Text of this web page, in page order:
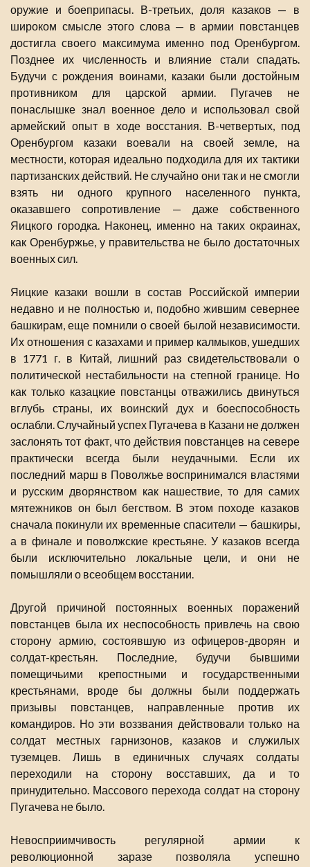
оружие и боеприпасы. В-третьих, доля казаков — в
широком смысле этого слова — в армии повстанцев
достигла своего максимума именно под Оренбургом.
Позднее их численность и влияние стали спадать.
Будучи с рождения воинами, казаки были достойным
противником для царской армии. Пугачев не
понаслышке знал военное дело и использовал свой
армейский опыт в ходе восстания. В-четвертых, под
Оренбургом казаки воевали на своей земле, на
местности, которая идеально подходила для их тактики
партизанских действий. Не случайно они так и не смогли
взять ни одного крупного населенного пункта,
оказавшего сопротивление — даже собственного
Яицкого городка. Наконец, именно на таких окраинах,
как Оренбуржье, у правительства не было достаточных
военных сил.
Яицкие казаки вошли в состав Российской империи
недавно и не полностью и, подобно жившим севернее
башкирам, еще помнили о своей былой независимости.
Их отношения с казахами и пример калмыков, ушедших
в 1771 г. в Китай, лишний раз свидетельствовали о
политической нестабильности на степной границе. Но
как только казацкие повстанцы отважились двинуться
вглубь страны, их воинский дух и боеспособность
ослабли. Случайный успех Пугачева в Казани не должен
заслонять тот факт, что действия повстанцев на севере
практически всегда были неудачными. Если их
последний марш в Поволжье воспринимался властями
и русским дворянством как нашествие, то для самих
мятежников он был бегством. В этом походе казаков
сначала покинули их временные спасители — башкиры,
а в финале и поволжские крестьяне. У казаков всегда
были исключительно локальные цели, и они не
помышляли о всеобщем восстании.
Другой причиной постоянных военных поражений
повстанцев была их неспособность привлечь на свою
сторону армию, состоявшую из офицеров-дворян и
солдат-крестьян. Последние, будучи бывшими
помещичьими крепостными и государственными
крестьянами, вроде бы должны были поддержать
призывы повстанцев, направленные против их
командиров. Но эти воззвания действовали только на
солдат местных гарнизонов, казаков и служилых
туземцев. Лишь в единичных случаях солдаты
переходили на сторону восставших, да и то
принудительно. Массового перехода солдат на сторону
Пугачева не было.
Невосприимчивость регулярной армии к
революционной заразе позволяла успешно